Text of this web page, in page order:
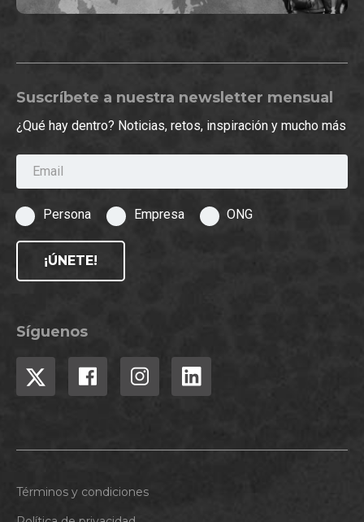
Suscríbete a nuestra newsletter mensual
¿Qué hay dentro? Noticias, retos, inspiración y mucho más
Email
Persona Empresa ONG
¡ÚNETE!
Síguenos
Términos y condiciones